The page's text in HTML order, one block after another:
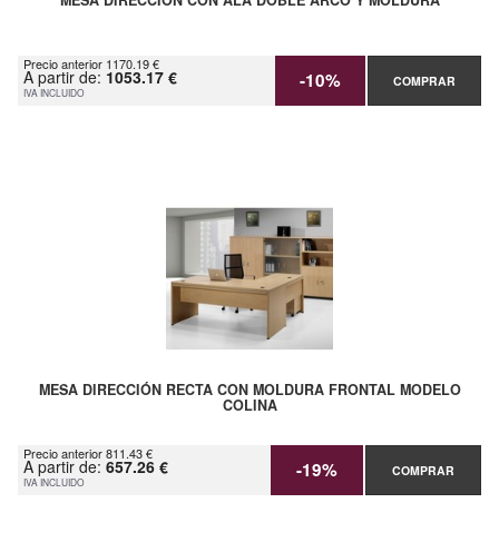
Precio anterior 1170.19 €
A partir de: 1053.17 €
IVA INCLUIDO -10% COMPRAR
MESA DIRECCIÓN RECTA CON MOLDURA FRONTAL MODELO
COLINA
Precio anterior 811.43 €
A partir de: 657.26 €
IVA INCLUIDO -19% COMPRAR